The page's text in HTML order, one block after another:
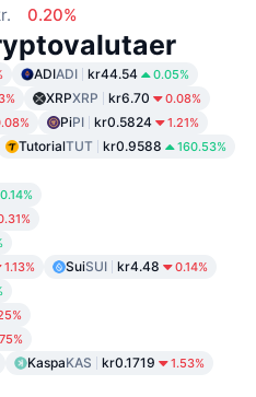
0.20%
ADIADI kr44.54 0.05%
XRPXRP kr6.70 0.08%
PiPI kr0.5824 1.21%
TutorialTUT kr0.9588 160.53%
0.14%
1.13% SuiSUI kr4.48 0.14%
KaspaKAS kr0.1719 1.53%